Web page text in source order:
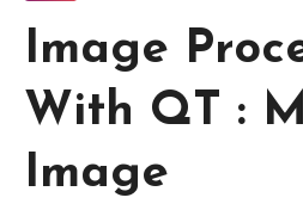
Image
With QT :
Image